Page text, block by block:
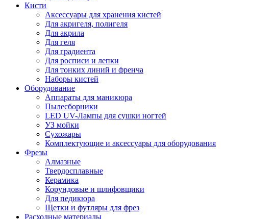
Кисти
Аксессуары для хранения кистей
Для акригеля, полигеля
Для акрила
Для геля
Для градиента
Для росписи и лепки
Для тонких линий и френча
Наборы кистей
Оборудование
Аппараты для маникюра
Пылесборники
LED UV-Лампы для сушки ногтей
УЗ мойки
Сухожары
Комплектующие и аксессуары для оборудования
Фрезы
Алмазные
Твердосплавные
Керамика
Корундовые и шлифовщики
Для педикюра
Щетки и футляры для фрез
Расходные материалы